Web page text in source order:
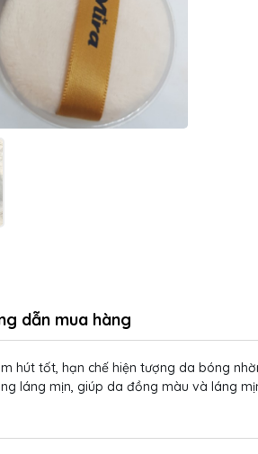
dẫn mua hàng
hút tốt, hạn chế hiện tượng da bóng
láng mịn, giúp da đồng màu và láng